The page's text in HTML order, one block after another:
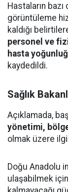
Hastaların
görüntüleme
kaldığı
personel ve
hasta
kaydedildi.
Sağlık
Açıklamada,
yönetimi,
olmak üzere
Doğu Anadolu
ulaşabilmek